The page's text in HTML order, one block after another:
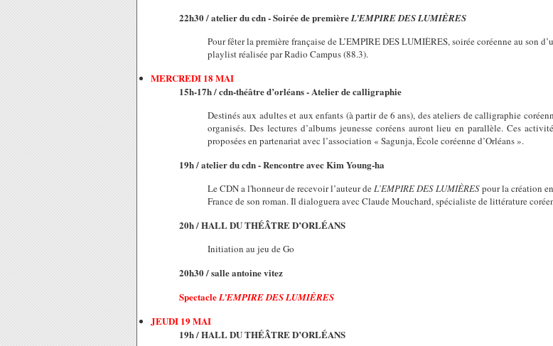
22h30 / atelier du cdn - Soirée de premièreL’EMPIRE DES LUMIÈRES
Pour fêter la première française de L’EMPIRE DES LUMIÈRES, soirée coréenne au son
playlist réalisée par Radio Campus (88.3).
MERCREDI 18 MAI
15h-17h / cdn-théâtre d’orléans - Atelier de calligraphie
Destinés aux adultes et aux enfants (à partir de 6 ans), des ateliers de calligraphie
organisés. Des lectures d’albums jeunesse coréens auront lieu en parallèle. Ces
proposées en partenariat avec l’association « Sagunja, École coréenne d’Orléans ».
19h / atelier du cdn - Rencontre avec Kim Young-ha
Le CDN a l'honneur de recevoir l’auteur deL’EMPIRE DES LUMIÈRESpour la création en
France de son roman. Il dialoguera avec Claude Mouchard, spécialiste de littérature
20h / HALL DU THÉÂTRE D’ORLÉANS
Initiation au jeu de Go
20h30 / salle antoine vitez
SpectacleL’EMPIRE DES LUMIÈRES
JEUDI 19 MAI
19h / HALL DU THÉÂTRE D’ORLÉANS